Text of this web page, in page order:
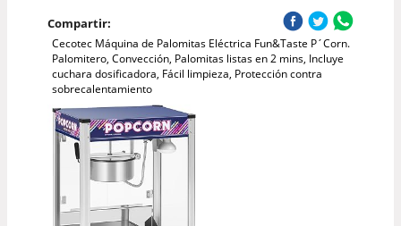
Compartir:
Cecotec Máquina de Palomitas Eléctrica Fun&Taste P´Corn.
Palomitero, Convección, Palomitas listas en 2 mins, Incluye
cuchara dosificadora, Fácil limpieza, Protección contra
sobrecalentamiento